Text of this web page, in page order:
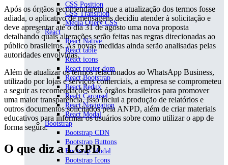
CSS Position
CSS Transition
Media Query CSS
React
React Native
React table
React icons
React router dom
React Bootstrap
React Redux
React Carousel
React Navigation
React Modal
Bootstrap
Bootstrap CDN
Bootstrap Buttons
Bootsrap Modal
Bootstrap Icons
Após os órgãos recomendarem que a atualização dos termos fosse
adiada, o aplicativo de mensagens decidiu atender à solicitação e
deve apresentar até o dia 31 de agosto uma nova proposta
detalhando quais alterações serão feitas nas regras direcionadas ao
público brasileiros. As novas medidas ainda serão analisadas pelas
autoridades envolvidas.
Além de atualizar os termos relacionados ao WhatsApp Business,
utilizado por lojas e serviços comerciais, a empresa se comprometeu
a seguir as recomendações dos órgãos brasileiros para promover
uma maior transparência. Isso inclui a produção de relatórios e
outros documentos solicitados pela ANPD, além de criar materiais
educativos para informar os usuários sobre como utilizar o app de
forma segura.
O que diz a LGPD